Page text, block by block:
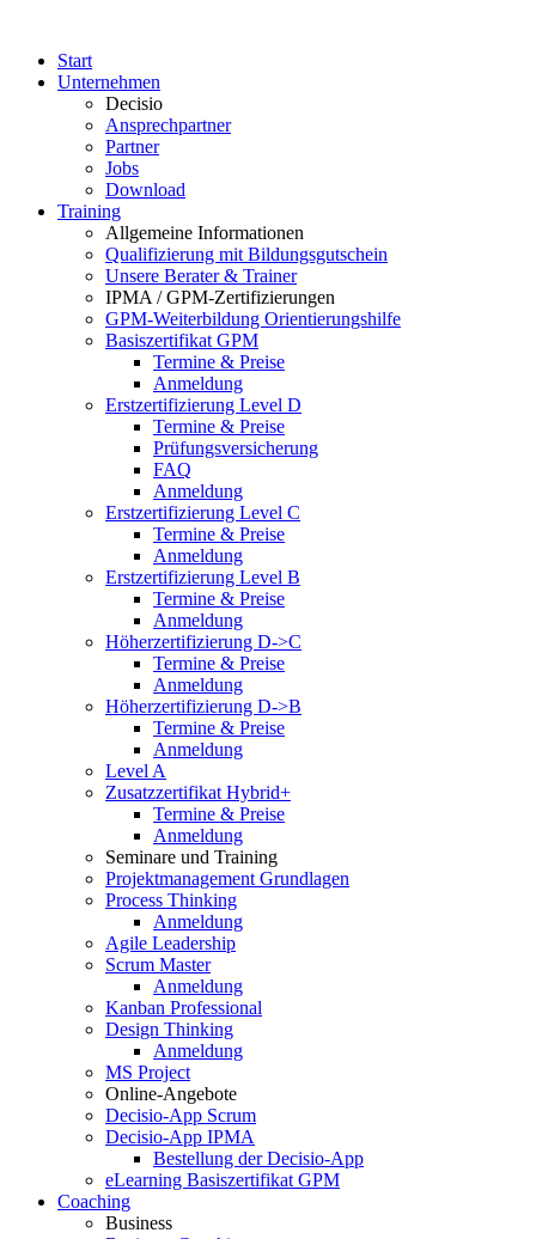
Start
Unternehmen
Decisio
Ansprechpartner
Partner
Jobs
Download
Training
Allgemeine Informationen
Qualifizierung mit Bildungsgutschein
Unsere Berater & Trainer
IPMA / GPM-Zertifizierungen
GPM-Weiterbildung Orientierungshilfe
Basiszertifikat GPM
Termine & Preise
Anmeldung
Erstzertifizierung Level D
Termine & Preise
Prüfungsversicherung
FAQ
Anmeldung
Erstzertifizierung Level C
Termine & Preise
Anmeldung
Erstzertifizierung Level B
Termine & Preise
Anmeldung
Höherzertifizierung D->C
Termine & Preise
Anmeldung
Höherzertifizierung D->B
Termine & Preise
Anmeldung
Level A
Zusatzzertifikat Hybrid+
Termine & Preise
Anmeldung
Seminare und Training
Projektmanagement Grundlagen
Process Thinking
Anmeldung
Agile Leadership
Scrum Master
Anmeldung
Kanban Professional
Design Thinking
Anmeldung
MS Project
Online-Angebote
Decisio-App Scrum
Decisio-App IPMA
Bestellung der Decisio-App
eLearning Basiszertifikat GPM
Coaching
Business